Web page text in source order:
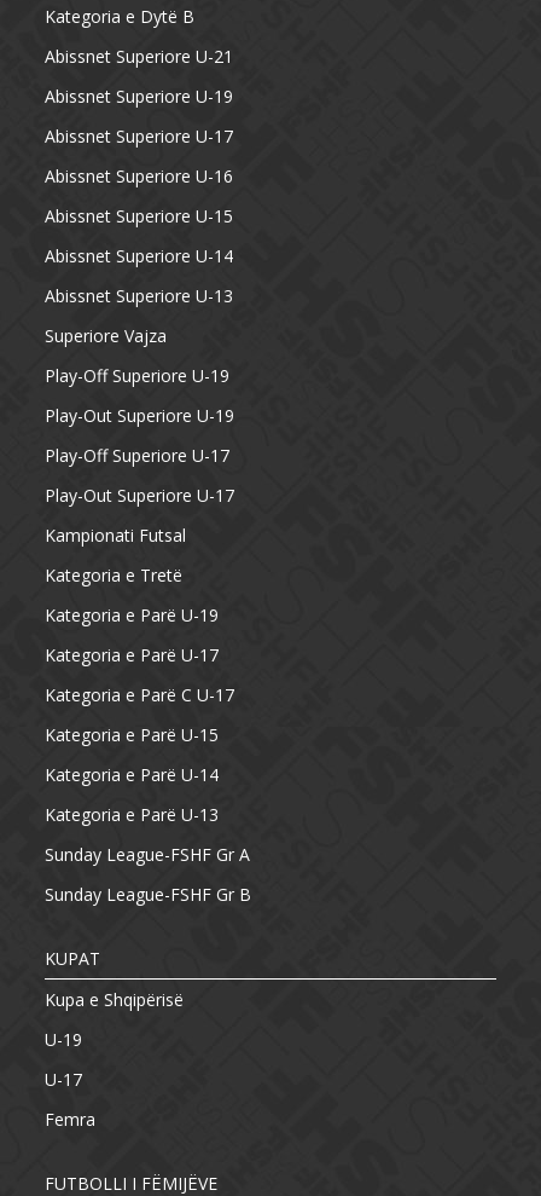
Kategoria e Dytë B
Abissnet Superiore U-21
Abissnet Superiore U-19
Abissnet Superiore U-17
Abissnet Superiore U-16
Abissnet Superiore U-15
Abissnet Superiore U-14
Abissnet Superiore U-13
Superiore Vajza
Play-Off Superiore U-19
Play-Out Superiore U-19
Play-Off Superiore U-17
Play-Out Superiore U-17
Kampionati Futsal
Kategoria e Tretë
Kategoria e Parë U-19
Kategoria e Parë U-17
Kategoria e Parë C U-17
Kategoria e Parë U-15
Kategoria e Parë U-14
Kategoria e Parë U-13
Sunday League-FSHF Gr A
Sunday League-FSHF Gr B
KUPAT
Kupa e Shqipërisë
U-19
U-17
Femra
FUTBOLLI I FËMIJËVE